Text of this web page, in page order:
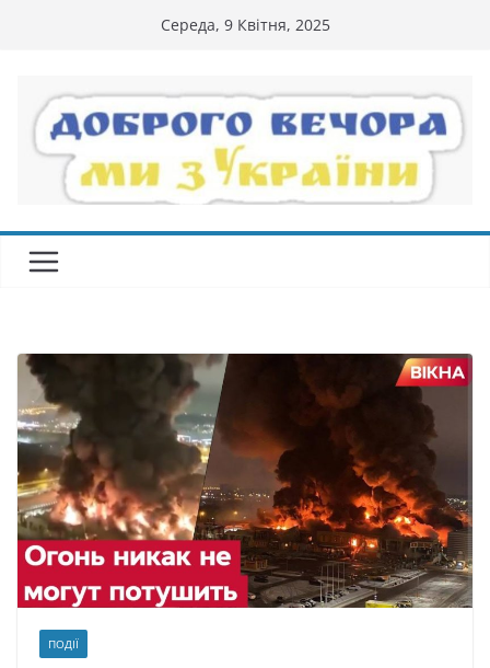
Середа, 9 Квітня, 2025
ПОДІЇ